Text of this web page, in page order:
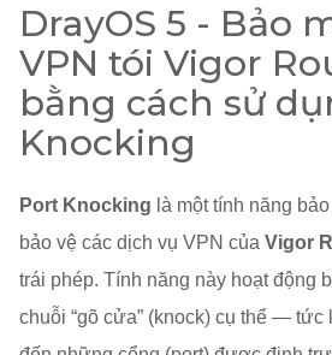
DrayOS 5 - Bảo
VPN tói Vigor
bằng cách sử
Knocking
Port Knocking là một tính năng
bảo vệ các dịch vụ VPN của Vigor
trái phép. Tính năng này hoạt động
chuỗi “gõ cửa” (knock) cụ thể — tức